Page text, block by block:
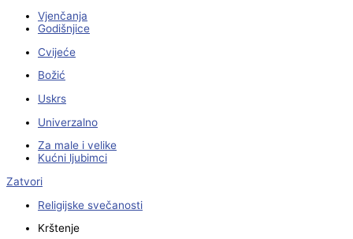
Vjenčanja
Godišnjice
Cvijeće
Božić
Uskrs
Univerzalno
Za male i velike
Kućni ljubimci
Zatvori
Religijske svečanosti
Krštenje